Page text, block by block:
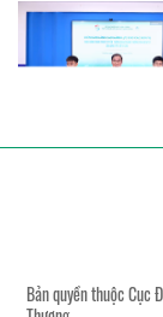
Bản quyền thuộc Cục